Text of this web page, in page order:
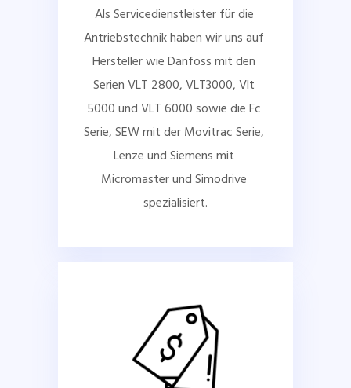
Als Servicedienstleister für die
Antriebstechnik haben wir uns auf
Hersteller wie Danfoss mit den
Serien VLT 2800, VLT3000, Vlt
5000 und VLT 6000 sowie die Fc
Serie, SEW mit der Movitrac Serie,
Lenze und Siemens mit
Micromaster und Simodrive
spezialisiert.